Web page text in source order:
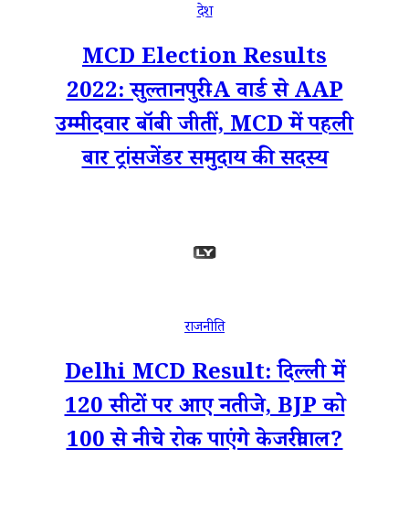
देश
MCD Election Results
2022: सुल्तानपुरी-A वार्ड से AAP
उम्मीदवार बॉबी जीतीं, MCD में पहली
बार ट्रांसजेंडर समुदाय की सदस्य
राजनीति
Delhi MCD Result: दिल्ली में
120 सीटों पर आए नतीजे, BJP को
100 से नीचे रोक पाएंगे केजरीवाल?